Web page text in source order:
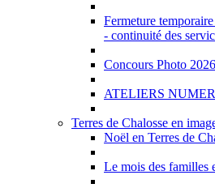
Fermeture
- continuité des
Concours Photo 2026
ATELIERS
Terres de Chalosse en
Noël en Terres de
Le mois des familles